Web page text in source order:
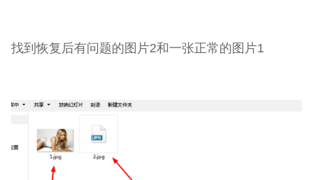
找到恢复后有问题的图片2和一张正常的图片1